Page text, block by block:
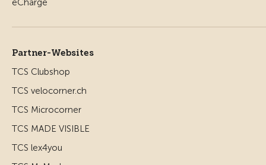
Partner-Websites
TCS Clubshop
TCS velocorner.ch
TCS Microcorner
TCS MADE VISIBLE
TCS lex4you